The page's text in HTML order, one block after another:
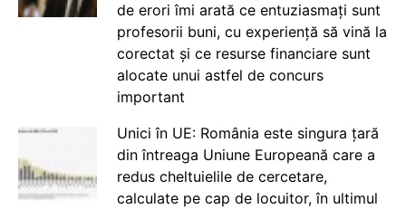
de erori îmi arată ce entuziasmați sunt
profesorii buni, cu experiență să vină la
corectat și ce resurse financiare sunt
alocate unui astfel de concurs
important
Unici în UE: România este singura țară
din întreaga Uniune Europeană care a
redus cheltuielile de cercetare,
calculate pe cap de locuitor, în ultimul